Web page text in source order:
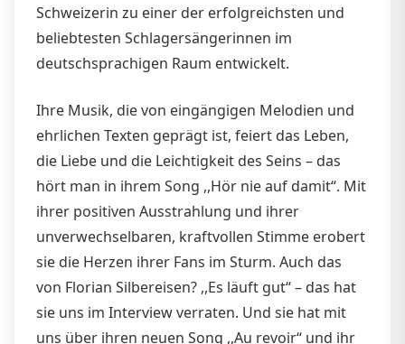
Schweizerin zu einer der erfolgreichsten und
beliebtesten Schlagersängerinnen im
deutschsprachigen Raum entwickelt.
Ihre Musik, die von eingängigen Melodien und
ehrlichen Texten geprägt ist, feiert das Leben,
die Liebe und die Leichtigkeit des Seins – das
hört man in ihrem Song ,,Hör nie auf damit“. Mit
ihrer positiven Ausstrahlung und ihrer
unverwechselbaren, kraftvollen Stimme erobert
sie die Herzen ihrer Fans im Sturm. Auch das
von Florian Silbereisen? ,,Es läuft gut“ – das hat
sie uns im Interview verraten. Und sie hat mit
uns über ihren neuen Song ,,Au revoir“ und ihr